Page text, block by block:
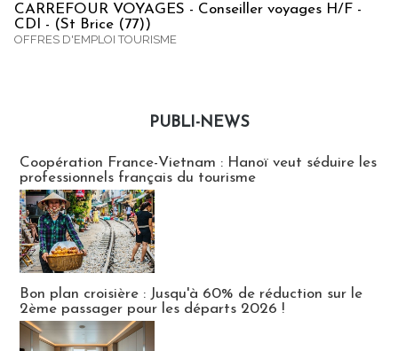
CARREFOUR VOYAGES - Conseiller voyages H/F -
CDI - (St Brice (77))
OFFRES D'EMPLOI TOURISME
PUBLI-NEWS
Coopération France-Vietnam : Hanoï veut séduire les
professionnels français du tourisme
Bon plan croisière : Jusqu'à 60% de réduction sur le
2ème passager pour les départs 2026 !